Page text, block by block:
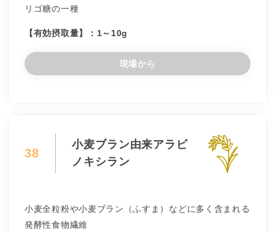
リゴ糖の一種
【有効摂取量】：1～10g
現場から
38
小麦ブラン由来アラビ
ノキシラン
小麦全粒粉や小麦ブラン（ふすま）などに多く含まれる
発酵性食物繊維